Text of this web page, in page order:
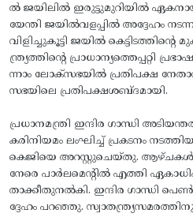
ൽ ജയിലിൽ ഇരുട്ടുമുറിയിൽ
യേന്തി ജയിൽവളപ്പിൽ അദ്ദേഹം
വിളിച്ചുകൂട്ടി ജയിൽ കെട്ടിടത്തിന്റെ
ന്ത്ര്യത്തിന്റെ പ്രാധാന്യത്തെപ്പറ്റി
ന്നാം ലോക്‌സഭയിൽ പ്രതിപക്ഷ
സഭയിലെ പ്രതിപക്ഷശബ്ദമായി.
പ്രധാനമന്ത്രി ഇന്ദിര ഗാന്ധി
കരിനിയമം ലംഘിച്ച് പ്രകടനം
കെജിയെ അറസ്റ്റുചെയ്തു.
നേരെ പാർലമെന്റിൽ എത്തി
താക്കീതുനൽകി. ഇന്ദിര ഗാന്ധി
ദ്ദേഹം പറഞ്ഞു.